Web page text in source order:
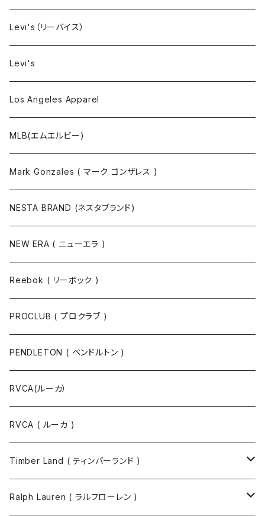
コート
靴下
Levi's（リーバイス）
Levi's
Los Angeles Apparel
MLB(エムエルビー)
Mark Gonzales ( マーク ゴンザレス )
NESTA BRAND (ネスタブランド)
NEW ERA ( ニューエラ )
Reebok ( リーボック )
PROCLUB ( プロクラブ )
PENDLETON ( ペンドルトン )
RVCA(ルーカ）
RVCA ( ルーカ )
Timber Land ( ティンバーランド )
ソックス
Ralph Lauren ( ラルフローレン )